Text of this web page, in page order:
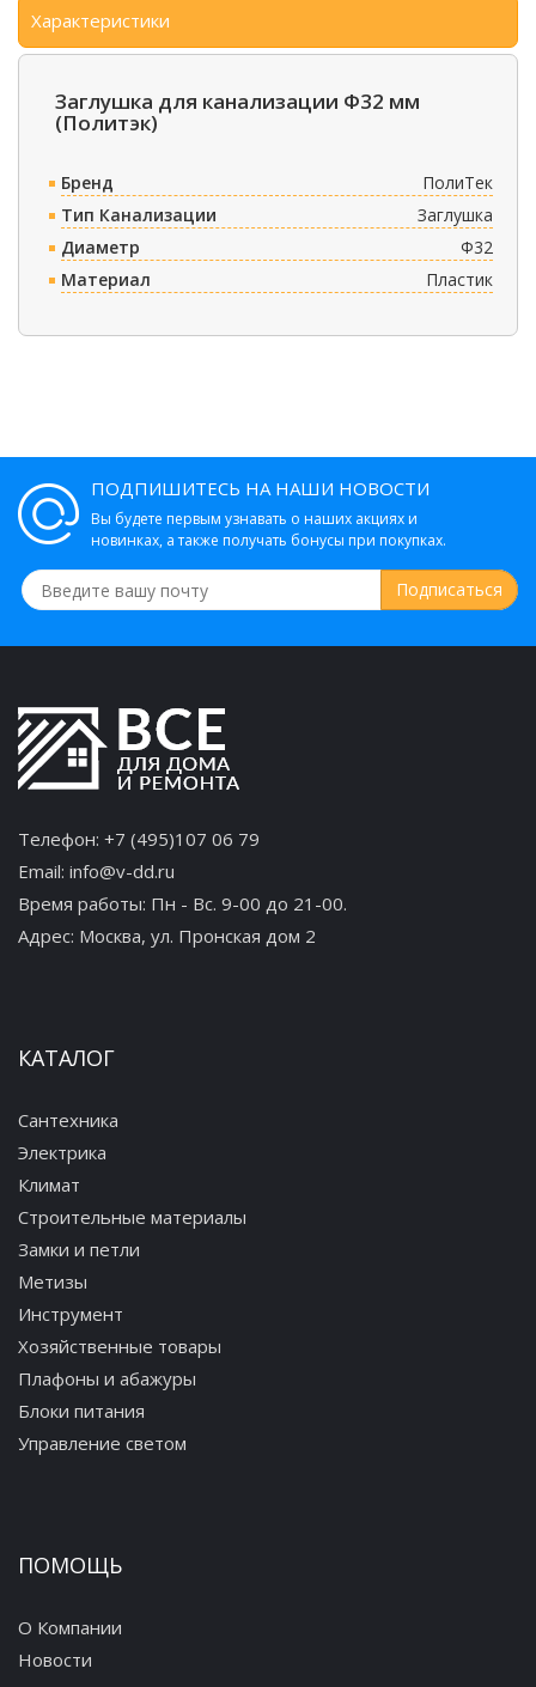
Характеристики
Заглушка для канализации Ф32 мм
(Политэк)
Бренд
ПолиТек
Тип Канализации
Заглушка
Диаметр
Ф32
Материал
Пластик
ПОДПИШИТЕСЬ НА НАШИ НОВОСТИ
Вы будете первым узнавать о наших акциях и
новинках, а также получать бонусы при покупках.
Телефон: +7 (495)107 06 79
Email: info@v-dd.ru
Время работы: Пн - Вс. 9-00 до 21-00.
Адрес: Москва, ул. Пронская дом 2
КАТАЛОГ
Сантехника
Электрика
Климат
Строительные материалы
Замки и петли
Метизы
Инструмент
Хозяйственные товары
Плафоны и абажуры
Блоки питания
Управление светом
ПОМОЩЬ
О Компании
Новости